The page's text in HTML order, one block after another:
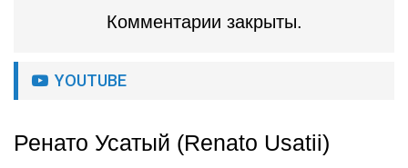
Комментарии закрыты.
YOUTUBE
Ренато Усатый (Renato Usatii)